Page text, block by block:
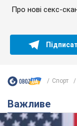
Про нові секс-
Спорт
Важливе